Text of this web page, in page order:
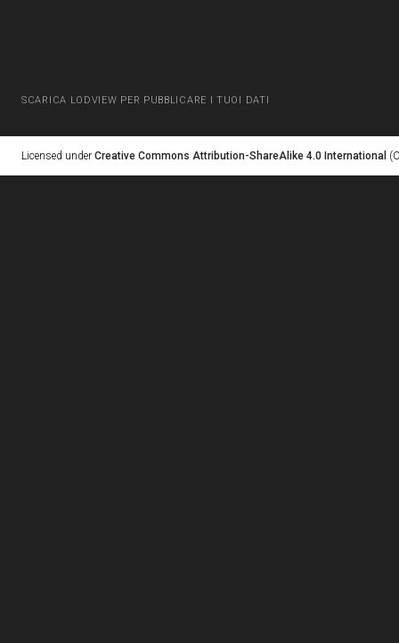
SCARICA LODVIEW PER PUBBLICARE I TUOI DATI
Licensed under Creative Commons Attribution-ShareAlike 4.0 International